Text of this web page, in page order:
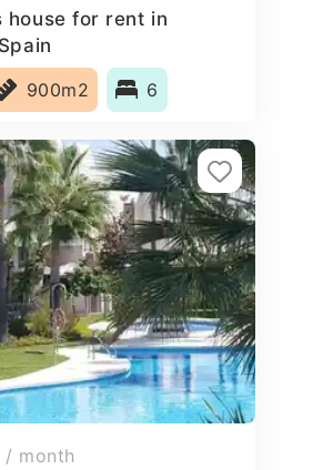
house for rent in
900m2 6
/ month